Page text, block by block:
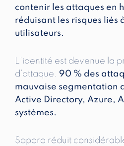
contenir les attaques en
réduisant les risques liés
utilisateurs.
L’identité est devenue la
d’attaque. 90 % des
mauvaise segmentation
Active Directory, Azure,
systèmes.
Saporo réduit